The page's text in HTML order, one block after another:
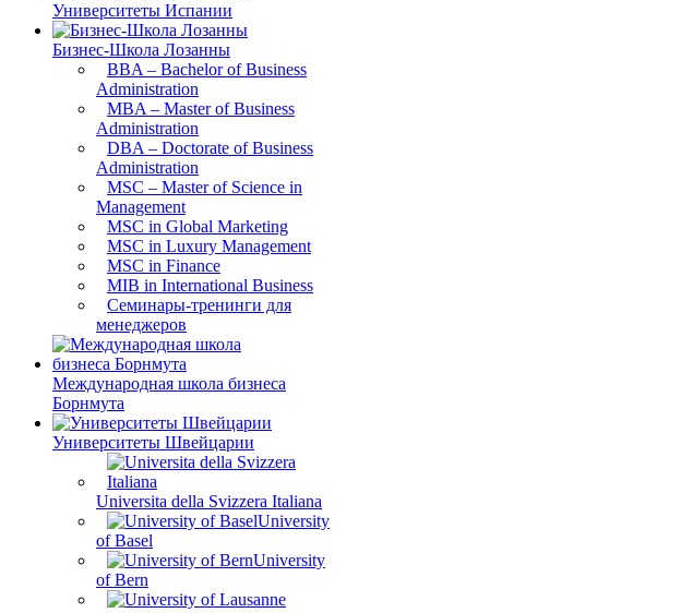
Университеты Испании
Бизнес-Школа Лозанны
BBA – Bachelor of Business
Administration
MBA – Master of Business
Administration
DBA – Doctorate of Business
Administration
MSC – Master of Science in
Management
MSC in Global Marketing
MSC in Luxury Management
MSC in Finance
MIB in International Business
Семинары-тренинги для
менеджеров
Международная школа бизнеса
Борнмута
Университеты Швейцарии
Universita della Svizzera Italiana
University
of Basel
University
of Bern